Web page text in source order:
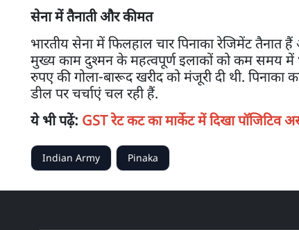
सेना में तैनाती और कीमत
भारतीय सेना में फिलहाल चार पिनाका रेजिमेंट तैनात
मुख्य काम दुश्मन के महत्वपूर्ण इलाकों को कम समय में
रुपए की गोला-बारूद खरीद को मंजूरी दी थी. पिनाका
डील पर चर्चाएं चल रही हैं.
ये भी पढ़ें: GST रेट कट का मार्केट में दिखा
Indian Army Pinaka